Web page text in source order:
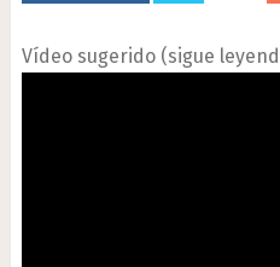
Vídeo sugerido (sigue